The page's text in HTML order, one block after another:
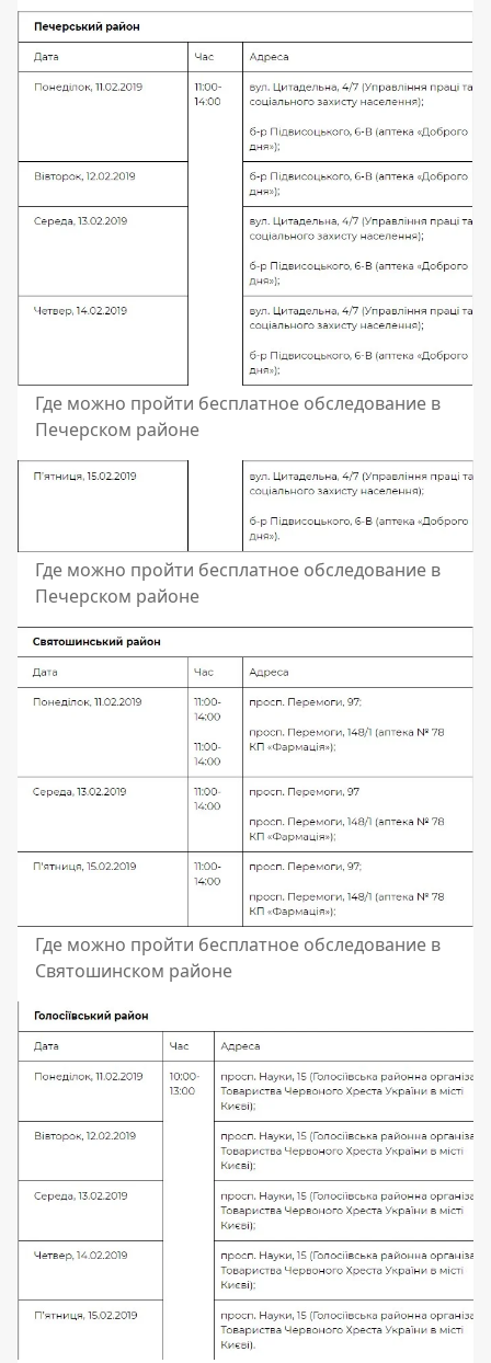
Где можно пройти бесплатное обследование в
Печерском районе
Где можно пройти бесплатное обследование в
Печерском районе
Где можно пройти бесплатное обследование в
Святошинском районе